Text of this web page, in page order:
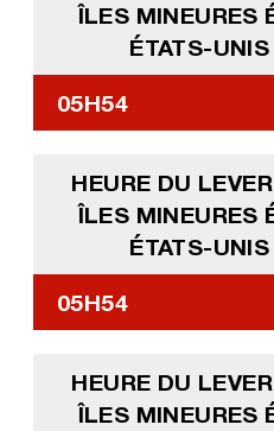
ÎLES MINEURES
ÉTATS-
05H54
HEURE DU
ÎLES MINEURES
ÉTATS-
05H54
HEURE DU
ÎLES MINEURES